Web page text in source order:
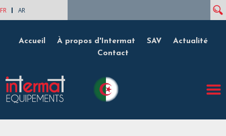
FR AR
Accueil À propos d'Intermat SAV
Actualité
Contact